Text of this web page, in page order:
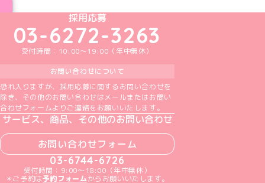
めいどりーみんTikTok公式アカウント
めいどりーみんX公式アカウント
めいどりーみんInstagram公式アカウント
めいどりーみんFacebook公式アカウン
めいどりーみんYouTube公式アカ
採用応募
03-6272-3263
受付時間：10:00～19:00（年中無休）
お問い合わせについて
恐れ入りますが、採用応募に関するお問い合わせを
除き、その他のお問い合わせはメールまたはお問い
合わせフォームよりご連絡をお願いいたします。
サービス、商品、その他のお問い合わせ
お問い合わせフォーム
03-6744-6726
受付時間：9:00～18:00（年中無休）
＊ご予約は予約フォームからお願いいたします。